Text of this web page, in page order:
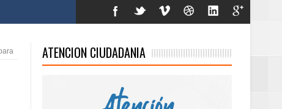
por la
ATENCION CIUDADANIA